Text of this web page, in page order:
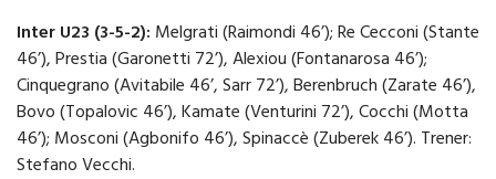
Inter U23 (3-5-2): Melgrati (Raimondi 46’); Re Cecconi (Stante
46’), Prestia (Garonetti 72’), Alexiou (Fontanarosa 46’);
Cinquegrano (Avitabile 46’, Sarr 72’), Berenbruch (Zarate 46’),
Bovo (Topalovic 46’), Kamate (Venturini 72’), Cocchi (Motta
46’); Mosconi (Agbonifo 46’), Spinaccè (Zuberek 46’). Trener:
Stefano Vecchi.